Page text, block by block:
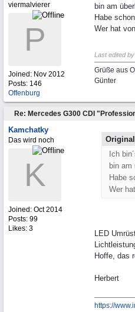
viermalvierer
P
Joined: Nov 2012
Posts: 146
Offenburg
bin am
Habe
Wer hat
Last edited
Grüße aus
Günter
Re: Mercedes G300 CDI
Kamchatky
Das wird noch
K
Joined: Oct 2014
Posts: 99
Likes: 3
Ich
bin
Habe
Wer
LED
Hoffe, das
Herbert
https://